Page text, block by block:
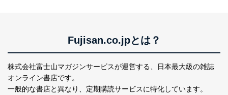
当社が取り扱う開示対象個人情報の利用目的は次のとお
りです。
No
個人情報の種類
購入商品の配送のため
Fujisan.co.jpとは？
株式会社富士山マガジンサービスが運営する、
日本最大級の雑誌
オンライン書店です。
一般的な書店と異なり、 定期購読サービスに特化しています。